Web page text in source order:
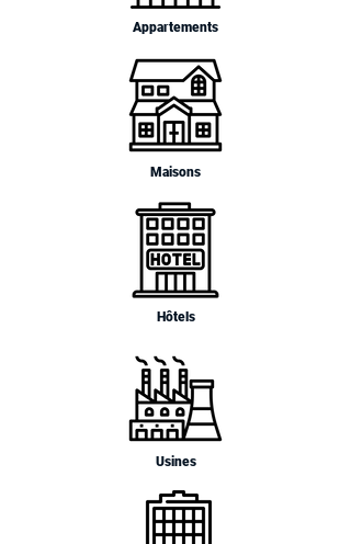
Appartements
Maisons
Hôtels
Usines